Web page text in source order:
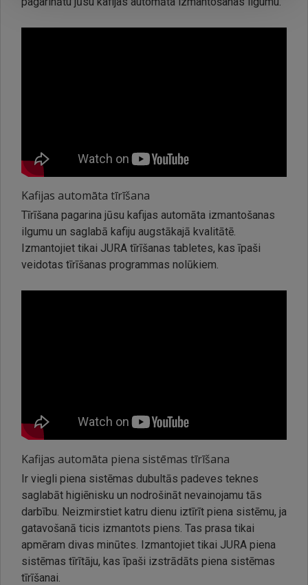
pagatavos katru dzērienu kā īsts barista. Tas ir tavs
personīgais kafijas meistars
Kafijas automāta tīrīšana
Tīrīšana pagarina jūsu kafijas automāta izmantošanas
ilgumu un saglabā kafiju augstākajā kvalitātē.
Izmantojiet tikai JURA tīrīšanas tabletes, kas īpaši
veidotas tīrīšanas programmas nolūkiem.
Kafijas automāta piena sistēmas tīrīšana
Ir viegli piena sistēmas dubultās padeves teknes
saglabāt higiēnisku un nodrošināt nevainojamu tās
darbību. Neizmirstiet katru dienu iztīrīt piena sistēmu, ja
gatavošanā ticis izmantots piens. Tas prasa tikai
apmēram divas minūtes. Izmantojiet tikai JURA piena
sistēmas tīrītāju, kas īpaši izstrādāts piena sistēmas
tīrīšanai.